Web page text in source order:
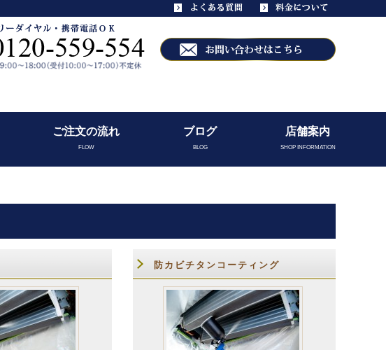
ご注文の流れ
FLOW
ブログ
BLOG
店舗案内
SHOP INFORMATION
防カビチタンコーティング